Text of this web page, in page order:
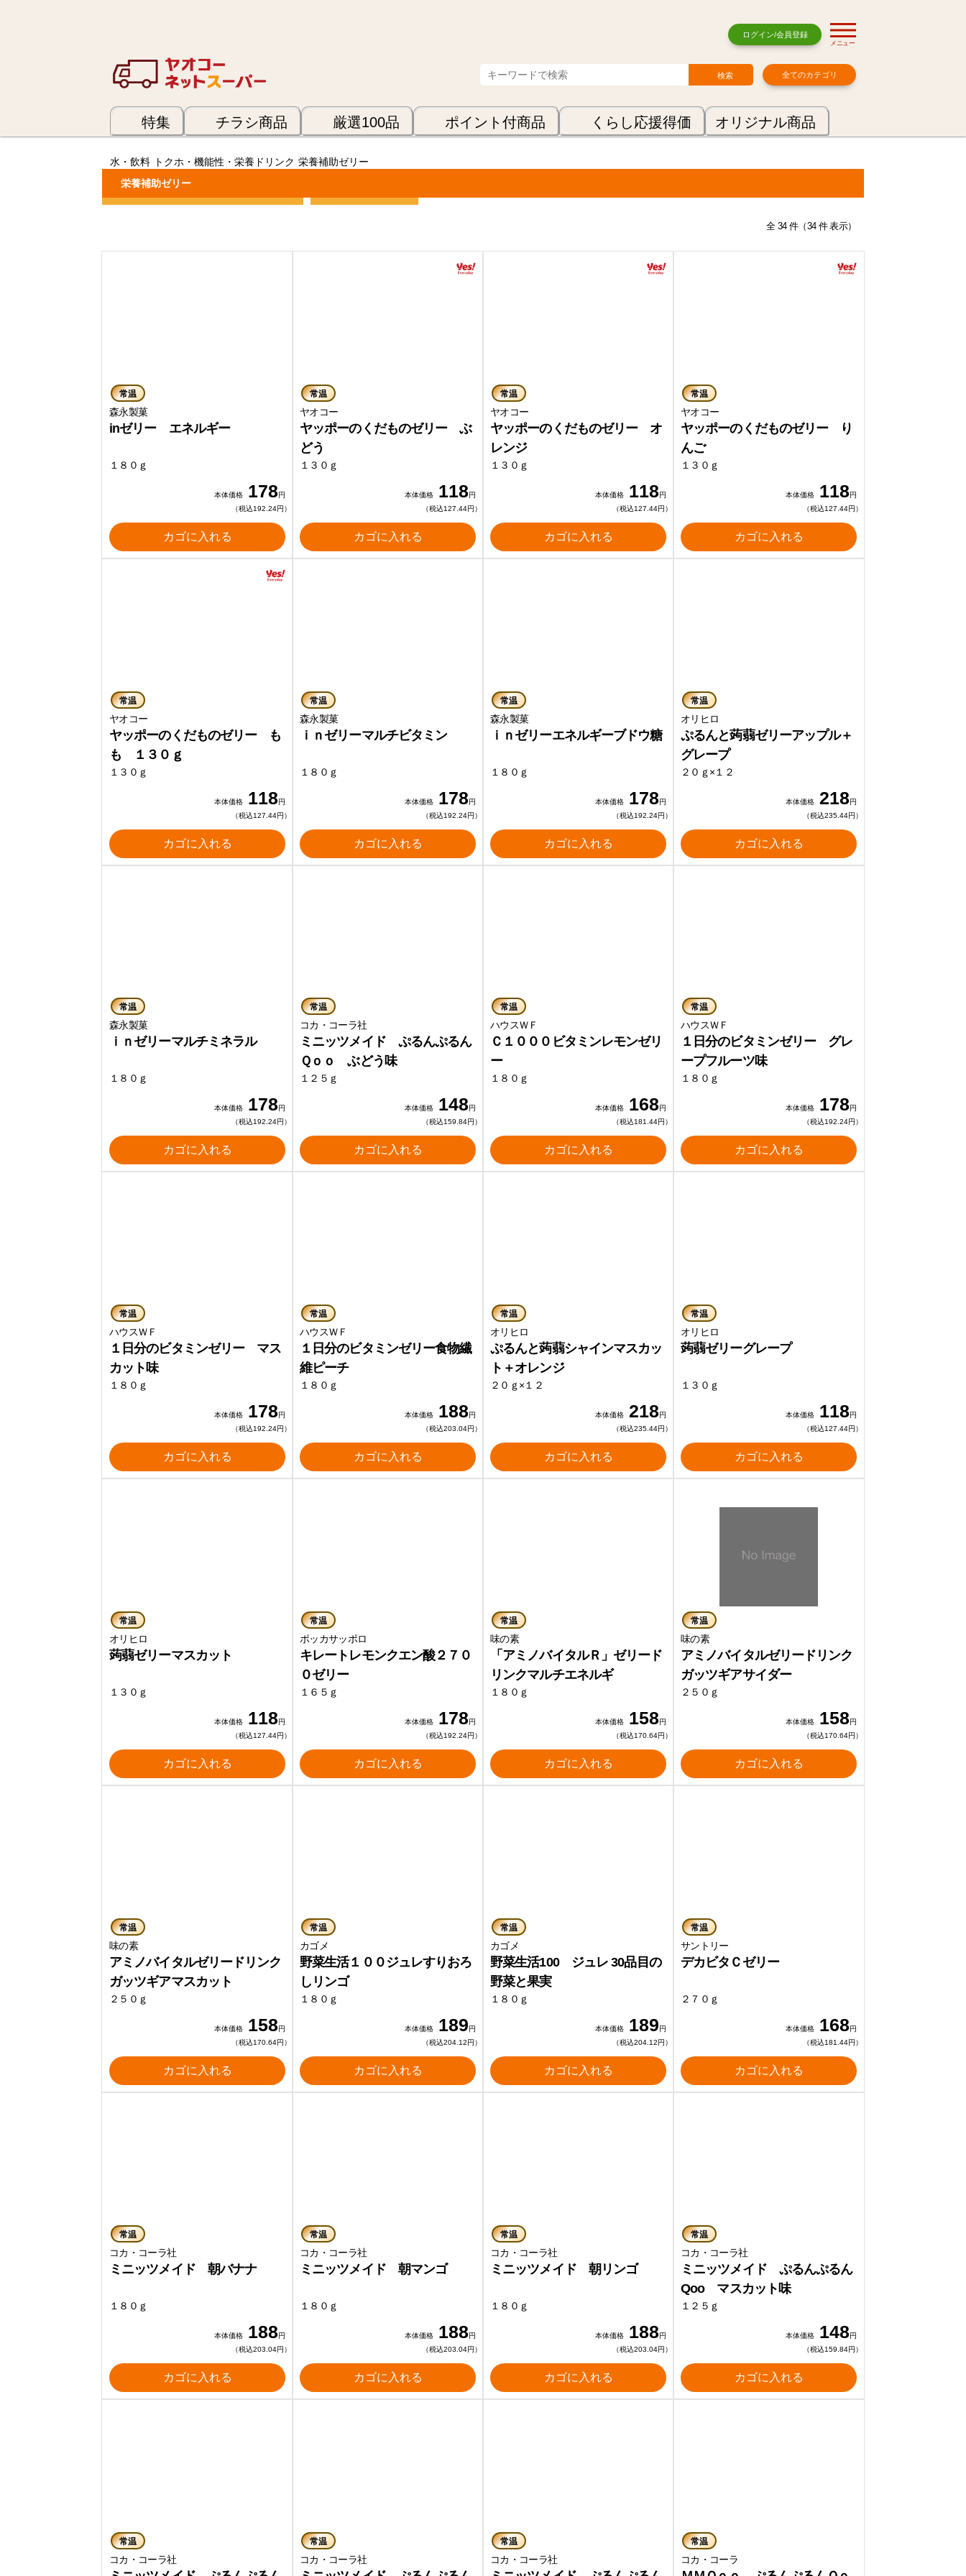
ログイン/会員登録
メニュー
全てのカテゴリ
特集 チラシ商品 厳選100品 ポイント付商品 くらし応援得価 オリジナル商品
水・飲料 トクホ・機能性・栄養ドリンク 栄養補助ゼリー
カテゴリーで絞り込む
栄養補助ゼリー
全 34 件（34 件 表示）
常温
森永製菓
inゼリー エネルギー
１８０ｇ
本体価格 178円
（税込192.24円）
カゴに入れる
常温
ヤオコー
ヤッポーのくだものゼリー ぶ
どう
１３０ｇ
本体価格 118円
（税込127.44円）
カゴに入れる
常温
ヤオコー
ヤッポーのくだものゼリー オ
レンジ
１３０ｇ
本体価格 118円
（税込127.44円）
カゴに入れる
常温
ヤオコー
ヤッポーのくだものゼリー り
んご
１３０ｇ
本体価格 118円
（税込127.44円）
カゴに入れる
常温
ヤオコー
ヤッポーのくだものゼリー も
も １３０ｇ
１３０ｇ
本体価格 118円
（税込127.44円）
カゴに入れる
常温
森永製菓
ｉｎゼリーマルチビタミン
１８０ｇ
本体価格 178円
（税込192.24円）
カゴに入れる
常温
森永製菓
ｉｎゼリーエネルギーブドウ糖
１８０ｇ
本体価格 178円
（税込192.24円）
カゴに入れる
常温
オリヒロ
ぷるんと蒟蒻ゼリーアップル＋
グレープ
２０ｇ×１２
本体価格 218円
（税込235.44円）
カゴに入れる
常温
森永製菓
ｉｎゼリーマルチミネラル
１８０ｇ
本体価格 178円
（税込192.24円）
カゴに入れる
常温
コカ・コーラ社
ミニッツメイド ぷるんぷるん
Ｑｏｏ ぶどう味
１２５ｇ
本体価格 148円
（税込159.84円）
カゴに入れる
常温
ハウスＷＦ
Ｃ１０００ビタミンレモンゼリ
ー
１８０ｇ
本体価格 168円
（税込181.44円）
カゴに入れる
常温
ハウスＷＦ
１日分のビタミンゼリー グレ
ープフルーツ味
１８０ｇ
本体価格 178円
（税込192.24円）
カゴに入れる
常温
ハウスＷＦ
１日分のビタミンゼリー マス
カット味
１８０ｇ
本体価格 178円
（税込192.24円）
カゴに入れる
常温
ハウスＷＦ
１日分のビタミンゼリー食物繊
維ピーチ
１８０ｇ
本体価格 188円
（税込203.04円）
カゴに入れる
常温
オリヒロ
ぷるんと蒟蒻シャインマスカッ
ト＋オレンジ
２０ｇ×１２
本体価格 218円
（税込235.44円）
カゴに入れる
常温
オリヒロ
蒟蒻ゼリーグレープ
１３０ｇ
本体価格 118円
（税込127.44円）
カゴに入れる
常温
オリヒロ
蒟蒻ゼリーマスカット
１３０ｇ
本体価格 118円
（税込127.44円）
カゴに入れる
常温
ポッカサッポロ
キレートレモンクエン酸２７０
０ゼリー
１６５ｇ
本体価格 178円
（税込192.24円）
カゴに入れる
常温
味の素
「アミノバイタルＲ」ゼリード
リンクマルチエネルギ
１８０ｇ
本体価格 158円
（税込170.64円）
カゴに入れる
常温
味の素
アミノバイタルゼリードリンク
ガッツギアサイダー
２５０ｇ
本体価格 158円
（税込170.64円）
カゴに入れる
常温
味の素
アミノバイタルゼリードリンク
ガッツギアマスカット
２５０ｇ
本体価格 158円
（税込170.64円）
カゴに入れる
常温
カゴメ
野菜生活１００ジュレすりおろ
しリンゴ
１８０ｇ
本体価格 189円
（税込204.12円）
カゴに入れる
常温
カゴメ
野菜生活100 ジュレ 30品目の
野菜と果実
１８０ｇ
本体価格 189円
（税込204.12円）
カゴに入れる
常温
サントリー
デカビタＣゼリー
２７０ｇ
本体価格 168円
（税込181.44円）
カゴに入れる
常温
コカ・コーラ社
ミニッツメイド 朝バナナ
１８０ｇ
本体価格 188円
（税込203.04円）
カゴに入れる
常温
コカ・コーラ社
ミニッツメイド 朝マンゴ
１８０ｇ
本体価格 188円
（税込203.04円）
カゴに入れる
常温
コカ・コーラ社
ミニッツメイド 朝リンゴ
１８０ｇ
本体価格 188円
（税込203.04円）
カゴに入れる
常温
コカ・コーラ社
ミニッツメイド ぷるんぷるん
Qoo マスカット味
１２５ｇ
本体価格 148円
（税込159.84円）
カゴに入れる
常温
コカ・コーラ社
常温
コカ・コーラ社
常温
コカ・コーラ社
常温
コカ・コーラ